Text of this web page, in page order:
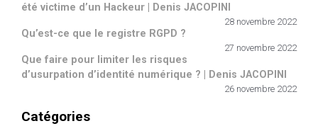
été victime d’un Hackeur | Denis JACOPINI
28 novembre 2022
Qu’est-ce que le registre RGPD ?
27 novembre 2022
Que faire pour limiter les risques
d’usurpation d’identité numérique ? | Denis JACOPINI
26 novembre 2022
Catégories